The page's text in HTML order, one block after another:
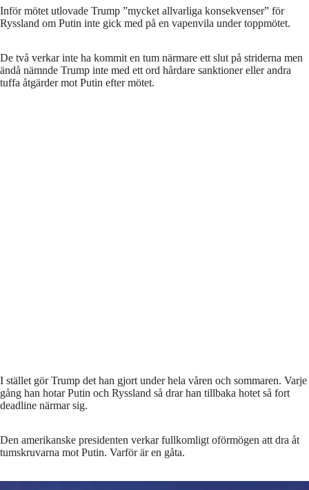
Inför mötet utlovade Trump ”mycket allvarliga konsekvenser” för
Ryssland om Putin inte gick med på en vapenvila under toppmötet.
De två verkar inte ha kommit en tum närmare ett slut på striderna men
ändå nämnde Trump inte med ett ord hårdare sanktioner eller andra
tuffa åtgärder mot Putin efter mötet.
I stället gör Trump det han gjort under hela våren och sommaren. Varje
gång han hotar Putin och Ryssland så drar han tillbaka hotet så fort
deadline närmar sig.
Den amerikanske presidenten verkar fullkomligt oförmögen att dra åt
tumskruvarna mot Putin. Varför är en gåta.